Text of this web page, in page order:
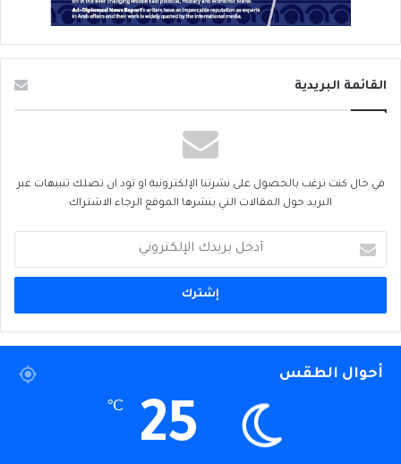
القائمة البريدية
في حال كنت ترغب بالحصول على نشرتنا الإلكترونية او تود ان تصلك تنبيهات عبر
البريد حول المقالات التي ينشرها الموقع الرجاء الاشتراك
بريدك
الإلكتروني
أحوال الطقس
25
℃